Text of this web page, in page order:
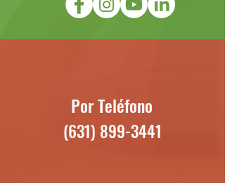
Por Teléfono
(631) 899-3441